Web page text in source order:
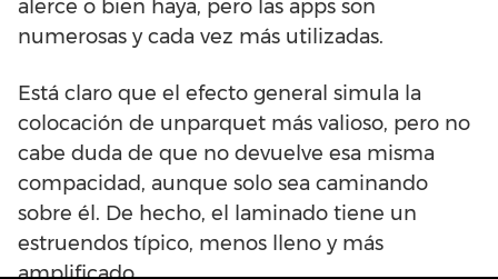
alerce o bien haya, pero las apps son
numerosas y cada vez más utilizadas.
Está claro que el efecto general simula la
colocación de unparquet más valioso, pero no
cabe duda de que no devuelve esa misma
compacidad, aunque solo sea caminando
sobre él. De hecho, el laminado tiene un
estruendos típico, menos lleno y más
amplificado.